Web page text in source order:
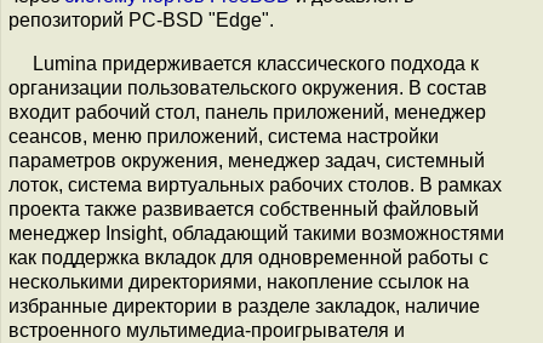
репозиторий PC-BSD "Edge".
Lumina придерживается классического подхода к
организации пользовательского окружения. В состав
входит рабочий стол, панель приложений, менеджер
сеансов, меню приложений, система настройки
параметров окружения, менеджер задач, системный
лоток, система виртуальных рабочих столов. В рамках
проекта также развивается собственный файловый
менеджер Insight, обладающий такими возможностями
как поддержка вкладок для одновременной работы с
несколькими директориями, накопление ссылок на
избранные директории в разделе закладок, наличие
встроенного мультимедиа-проигрывателя и